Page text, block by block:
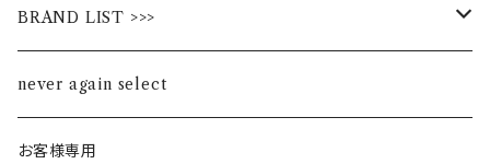
BRAND LIST >>>
ALL STAR
Alohaloha
never again select
お客様専用